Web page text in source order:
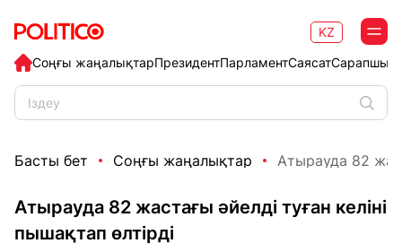
Соңғы жаңалықтарПрезидентПарламентСаясат
KZ
Басты бет Соңғы жаңалықтар Атырауда 82
Атырауда 82 жастағы әйелді туған келіні
пышақтап өлтірді